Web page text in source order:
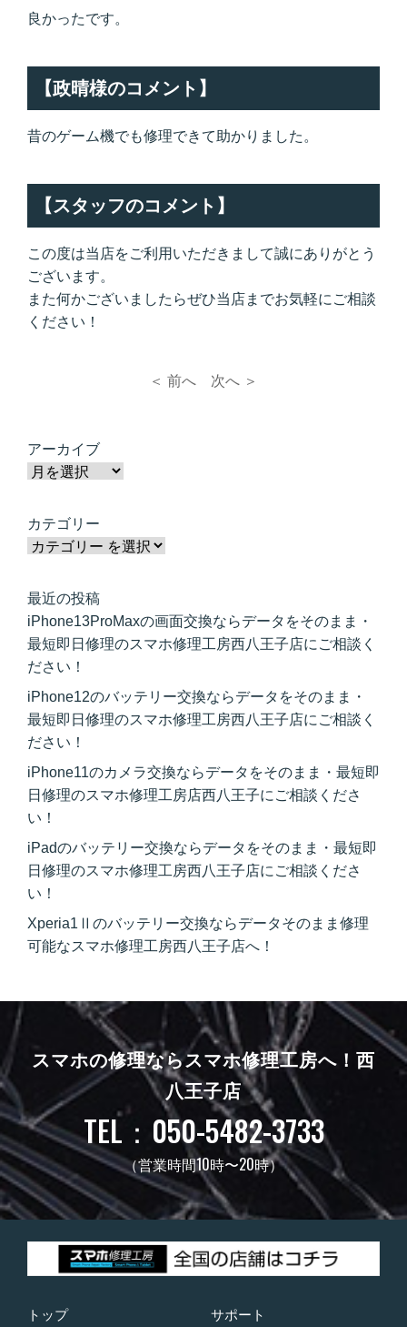
良かったです。
【政晴様のコメント】
昔のゲーム機でも修理できて助かりました。
【スタッフのコメント】
この度は当店をご利用いただきまして誠にありがとう
ございます。
また何かございましたらぜひ当店までお気軽にご相談
ください！
＜ 前へ 次へ ＞
アーカイブ
カテゴリー
最近の投稿
iPhone13ProMaxの画面交換ならデータをそのまま・
最短即日修理のスマホ修理工房西八王子店にご相談く
ださい！
iPhone12のバッテリー交換ならデータをそのまま・
最短即日修理のスマホ修理工房西八王子店にご相談く
ださい！
iPhone11のカメラ交換ならデータをそのまま・最短即
日修理のスマホ修理工房店西八王子にご相談くださ
い！
iPadのバッテリー交換ならデータをそのまま・最短即
日修理のスマホ修理工房西八王子店にご相談くださ
い！
Xperia1Ⅱのバッテリー交換ならデータそのまま修理
可能なスマホ修理工房西八王子店へ！
スマホの修理ならスマホ修理工房へ！ 西
八王子店
TEL：050-5482-3733
（営業時間10時〜20時）
トップ サポート